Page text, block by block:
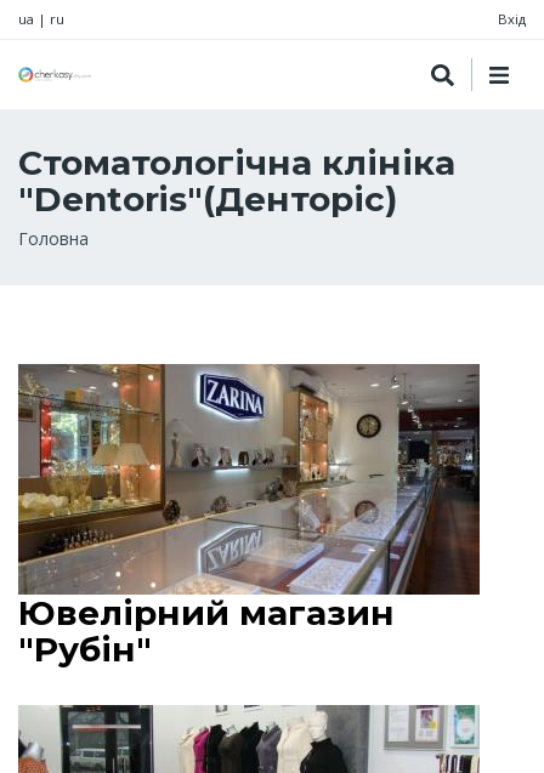
ua | ru Вхід
Стоматологічна клініка
"Dentoris"(Денторіс)
Рядок
Головна
Ювелірний магазин
"Рубін"